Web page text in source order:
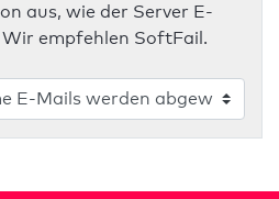
aus, wie der Server E-
empfehlen SoftFail.